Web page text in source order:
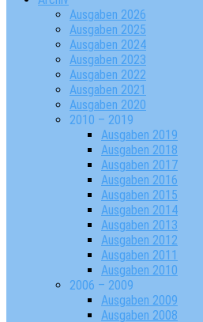
Ausgaben 2026
Ausgaben 2025
Ausgaben 2024
Ausgaben 2023
Ausgaben 2022
Ausgaben 2021
Ausgaben 2020
2010 – 2019
Ausgaben 2019
Ausgaben 2018
Ausgaben 2017
Ausgaben 2016
Ausgaben 2015
Ausgaben 2014
Ausgaben 2013
Ausgaben 2012
Ausgaben 2011
Ausgaben 2010
2006 – 2009
Ausgaben 2009
Ausgaben 2008